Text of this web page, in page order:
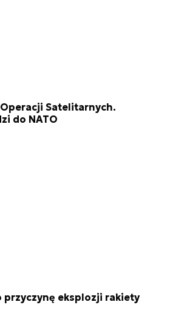
Satelitarnych.
do NATO
przyczynę eksplozji rakiety